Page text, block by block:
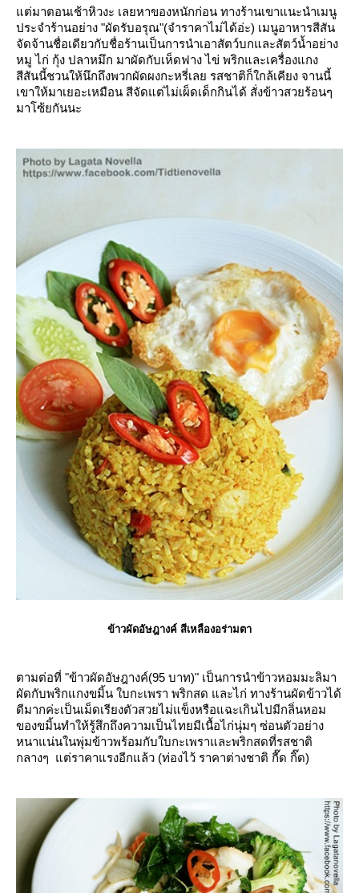
ต่มาตอนเช้าหิวงะ เลยหาของหนักก่อน ทางร้านเขาแนะนำเมนู
ประจำร้านอย่าง "ผัดรับอรุณ"(จำราคาไม่ได้อ่ะ) เมนูอาหารสีสัน
จัดจ้านชื่อเดียวกับชื่อร้านเป็นการนำเอาสัตว์บกและสัตว์น้ำอย่าง
หมู ไก่ กุ้ง ปลาหมึก มาผัดกับเห็ดฟาง ไข่ พริกและเครื่องแกง
สีสันนี้ชวนให้นึกถึงพวกผัดผงกะหรี่เลย รสชาติก็ใกล้เคียง จานนี้
เขาให้มาเยอะเหมือน สีจัดแต่ไม่เผ็ดเด็กกินได้ สั่งข้าวสวยร้อนๆ
มาโซ้ยกันนะ
ข้าวผัดอัษฎางค์ สีเหลืองอร่ามตา
ตามต่อที่ "ข้าวผัดอัษฎางค์(95 บาท)" เป็นการนำข้าวหอมมะลิมา
ผัดกับพริกแกงขมิ้น ใบกะเพรา พริกสด และไก่ ทางร้านผัดข้าวได้
ดีมากค่ะเป็นเม็ดเรียงตัวสวยไม่แข็งหรือแฉะเกินไปมีกลิ่นหอม
ของขมิ้นทำให้รู้สึกถึงความเป็นไทยมีเนื้อไก่นุ่มๆ ซ่อนตัวอย่าง
หนาแน่นในพุ่มข้าวพร้อมกับใบกะเพราและพริกสดที่รสชาติ
กลางๆ แต่ราคาแรงอีกแล้ว (ท่องไว้ ราคาต่างชาติ กี๊ด กิ๊ด)